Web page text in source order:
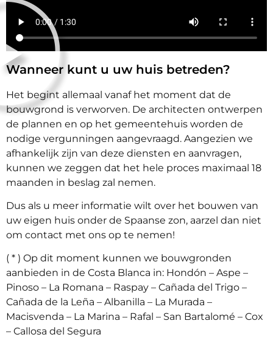
Wanneer kunt u uw huis betreden?
Het begint allemaal vanaf het moment dat de
bouwgrond is verworven. De architecten ontwerpen
de plannen en op het gemeentehuis worden de
nodige vergunningen aangevraagd. Aangezien we
afhankelijk zijn van deze diensten en aanvragen,
kunnen we zeggen dat het hele proces maximaal 18
maanden in beslag zal nemen.
Dus als u meer informatie wilt over het bouwen van
uw eigen huis onder de Spaanse zon, aarzel dan niet
om contact met ons op te nemen!
( * ) Op dit moment kunnen we bouwgronden
aanbieden in de Costa Blanca in: Hondón – Aspe –
Pinoso – La Romana – Raspay – Cañada del Trigo –
Cañada de la Leña – Albanilla – La Murada –
Macisvenda – La Marina – Rafal – San Bartalomé – Cox
– Callosa del Segura